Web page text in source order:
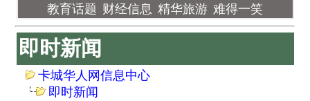
教育话题 财经信息 精华旅游 难得一笑
即时新闻
卡城华人网信息中心
即时新闻